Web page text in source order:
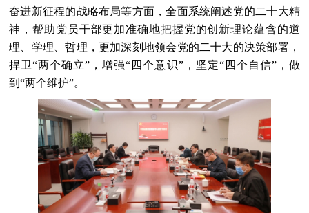
奋进新征程的战略布局等方面，全面系统阐述党的二十大精
神，帮助党员干部更加准确地把握党的创新理论蕴含的道
理、学理、哲理，更加深刻地领会党的二十大的决策部署，
捍卫“两个确立”，增强“四个意识”，坚定“四个自信”，做
到“两个维护”。